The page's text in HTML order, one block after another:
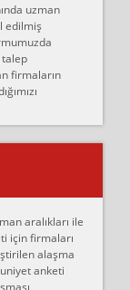
için
gün
uzman
edilmiş
firmaların
aralıkları ile
için firmaları
alaşma
anketi